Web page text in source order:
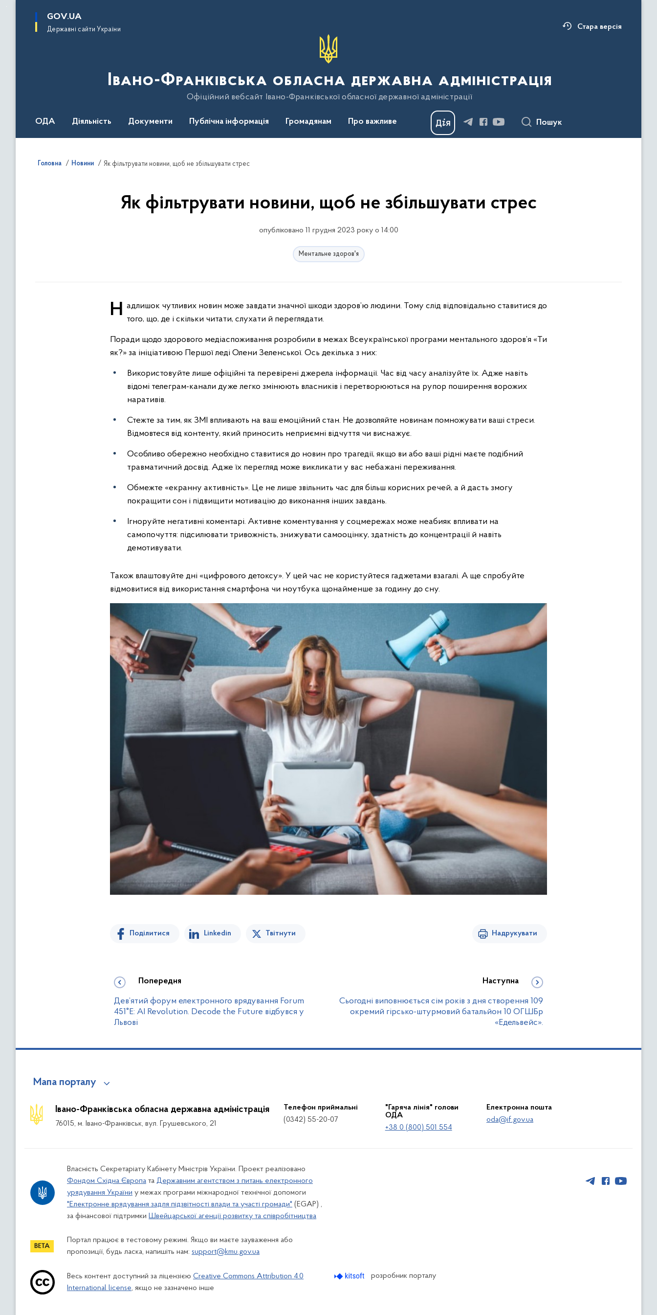
основного
GOV.UA
Державні сайти України Стара версія
Івано-Франківська обласна державна адміністрація
Офіційний вебсайт Івано-Франківської обласної державної адміністрації
ОДА Діяльність Документи Публічна інформація Громадянам Про важливе Пошук
Головна Новини Як фільтрувати новини, щоб не збільшувати стрес
Як фільтрувати новини, щоб не збільшувати стрес
опубліковано 11 грудня 2023 року о 14:00
Ментальне здоров'я
Надлишок чутливих новин може завдати значної шкоди здоров’ю людини. Тому слід відповідально ставитися до того, що, де і скільки читати, слухати й переглядати.
Поради щодо здорового медіаспоживання розробили в межах Всеукраїнської програми ментального здоров’я «Ти
як?» за ініціативою Першої леді Олени Зеленської. Ось декілька з них:
Використовуйте лише офіційні та перевірені джерела інформації. Час від часу аналізуйте їх. Адже навіть
відомі телеграм-канали дуже легко змінюють власників і перетворюються на рупор поширення ворожих
наративів.
Стежте за тим, як ЗМІ впливають на ваш емоційний стан. Не дозволяйте новинам помножувати ваші стреси.
Відмовтеся від контенту, який приносить неприємні відчуття чи виснажує.
Особливо обережно необхідно ставитися до новин про трагедії, якщо ви або ваші рідні маєте подібний
травматичний досвід. Адже їх перегляд може викликати у вас небажані переживання.
Обмежте «екранну активність». Це не лише звільнить час для більш корисних речей, а й дасть змогу
покращити сон і підвищити мотивацію до виконання інших завдань.
Ігноруйте негативні коментарі. Активне коментування у соцмережах може неабияк впливати на
самопочуття: підсилювати тривожність, знижувати самооцінку, здатність до концентрації й навіть
демотивувати.
Також влаштовуйте дні «цифрового детоксу». У цей час не користуйтеся гаджетами взагалі. А ще спробуйте
відмовитися від використання смартфона чи ноутбука щонайменше за годину до сну.
Поділитися Linkedin Твітнути Надрукувати
Попередня
Дев’ятий форум електронного врядування Forum
451°E: AI Revolution. Decode the Future відбувся у
Львові
Наступна
Сьогодні виповнюється сім років з дня створення 109
окремий гірсько-штурмовий батальйон 10 ОГШБр
«Едельвейс».
Мапа порталу
Івано-Франківська обласна державна адміністрація
76015, м. Івано-Франківськ, вул. Грушевського, 21
Телефон приймальні
(0342) 55-20-07
"Гаряча лінія" голови
ОДА
+38 0 (800) 501 554
Електронна пошта
oda@if.gov.ua
Власність Секретаріату Кабінету Міністрів України. Проект реалізовано
Фондом Східна Європа та Державним агентством з питань електронного
урядування України у межах програми міжнародної технічної допомоги
"Електронне врядування задля підзвітності влади та участі громади" (EGAP) ,
за фінансової підтримки Швейцарської агенції розвитку та співробітництва
Портал працює в тестовому режимі. Якщо ви маєте зауваження або
пропозиції, будь ласка, напишіть нам: support@kmu.gov.ua
Весь контент доступний за ліцензією Creative Commons Attribution 4.0
International license, якщо не зазначено інше
розробник порталу